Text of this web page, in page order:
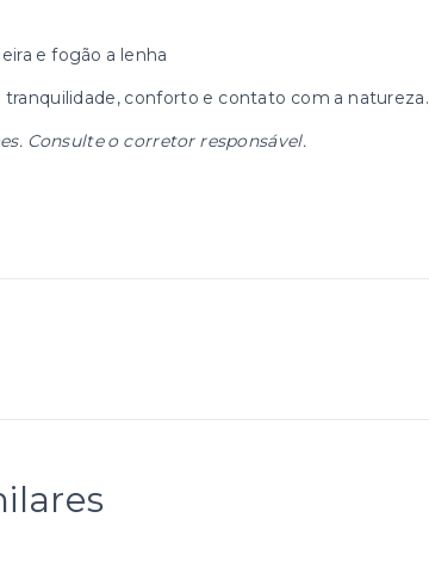
e fogão a lenha
conforto e contato com a natureza.
Consulte o corretor responsável.